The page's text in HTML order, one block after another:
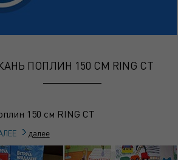
ПОПЛИН 150 СМ RING CT
150 см RING CT
далее